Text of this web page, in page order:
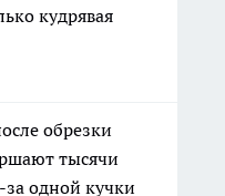
кудрявая
обрезки
тысячи
одной кучки